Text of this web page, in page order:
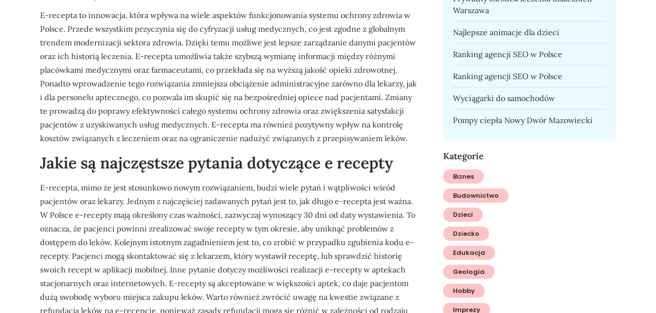
E-recepta to innowacja, która wpływa na wiele aspektów funkcjonowania systemu ochrony zdrowia w
Polsce. Przede wszystkim przyczynia się do cyfryzacji usług medycznych, co jest zgodne z globalnym
trendem modernizacji sektora zdrowia. Dzięki temu możliwe jest lepsze zarządzanie danymi pacjentów
oraz ich historią leczenia. E-recepta umożliwia także szybszą wymianę informacji między różnymi
placówkami medycznymi oraz farmaceutami, co przekłada się na wyższą jakość opieki zdrowotnej.
Ponadto wprowadzenie tego rozwiązania zmniejsza obciążenie administracyjne zarówno dla lekarzy, jak
i dla personelu aptecznego, co pozwala im skupić się na bezpośredniej opiece nad pacjentami. Zmiany
te prowadzą do poprawy efektywności całego systemu ochrony zdrowia oraz zwiększenia satysfakcji
pacjentów z uzyskiwanych usług medycznych. E-recepta ma również pozytywny wpływ na kontrolę
kosztów związanych z leczeniem oraz na ograniczenie nadużyć związanych z przepisywaniem leków.
Jakie są najczęstsze pytania dotyczące e recepty
E-recepta, mimo że jest stosunkowo nowym rozwiązaniem, budzi wiele pytań i wątpliwości wśród
pacjentów oraz lekarzy. Jednym z najczęściej zadawanych pytań jest to, jak długo e-recepta jest ważna.
W Polsce e-recepty mają określony czas ważności, zazwyczaj wynoszący 30 dni od daty wystawienia. To
oznacza, że pacjenci powinni zrealizować swoje recepty w tym okresie, aby uniknąć problemów z
dostępem do leków. Kolejnym istotnym zagadnieniem jest to, co zrobić w przypadku zgubienia kodu e-
recepty. Pacjenci mogą skontaktować się z lekarzem, który wystawił receptę, lub sprawdzić historię
swoich recept w aplikacji mobilnej. Inne pytanie dotyczy możliwości realizacji e-recepty w aptekach
stacjonarnych oraz internetowych. E-recepty są akceptowane w większości aptek, co daje pacjentom
dużą swobodę wyboru miejsca zakupu leków. Warto również zwrócić uwagę na kwestie związane z
refundacją leków na e-recepcie, ponieważ zasady refundacji mogą się różnić w zależności od rodzaju
Warszawa
Najlepsze animacje dla dzieci
Ranking agencji SEO w Polsce
Ranking agencji SEO w Polsce
Wyciągarki do samochodów
Pompy ciepła Nowy Dwór Mazowiecki
Kategorie
Biznes
Budownictwo
Dzieci
Dziecko
Edukacja
Geologia
Hobby
Imprezy